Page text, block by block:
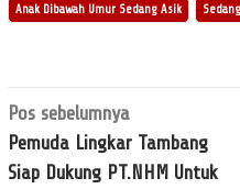
Anak Dibawah Umur Sedang Asik
Navigasi
pos
Pos sebelumnya
Pemuda Lingkar Tambang
Siap Dukung PT.NHM Untuk